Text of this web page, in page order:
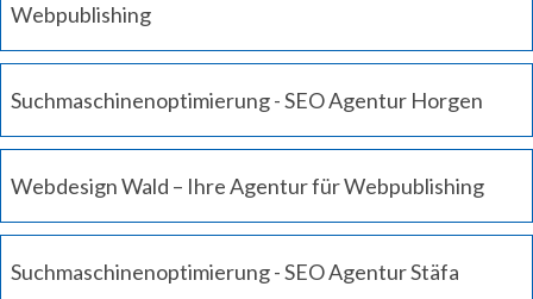
Webpublishing
Suchmaschinenoptimierung - SEO Agentur Horgen
Webdesign Wald – Ihre Agentur für Webpublishing
Suchmaschinenoptimierung - SEO Agentur Stäfa